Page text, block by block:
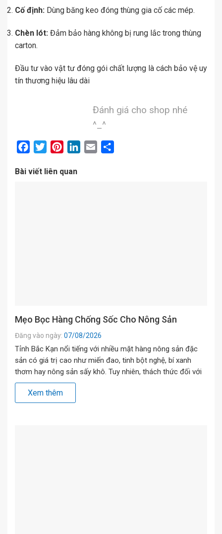
Cố định: Dùng băng keo đóng thùng gia cố các mép.
Chèn lót: Đảm bảo hàng không bị rung lắc trong thùng
carton.
Đầu tư vào vật tư đóng gói chất lượng là cách bảo vệ uy
tín thương hiệu lâu dài
Đánh giá cho shop nhé
^_^
FacebookTwitterPinterestLinkedIn
Email
Bài viết liên quan
Mẹo Bọc Hàng Chống Sốc Cho Nông Sản
Đăng vào ngày: 07/08/2026
Tỉnh Bắc Kạn nổi tiếng với nhiều mặt hàng nông sản đặc
sản có giá trị cao như miến đao, tinh bột nghệ, bí xanh
thơm hay nông sản sấy khô. Tuy nhiên, thách thức đối với
các hợp tác xã và hộ kinh doanh là chặng đường vận
chuyển liên tỉnh đi qua các […]
Xem thêm